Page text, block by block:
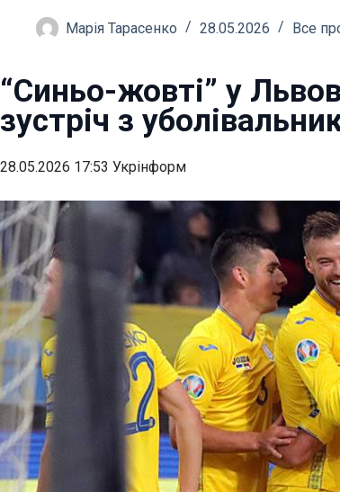
Марія Тарасенко 28.05.2026 Все
“Синьо-жовті” у
зустріч з
28.05.2026 17:53 Укрінформ